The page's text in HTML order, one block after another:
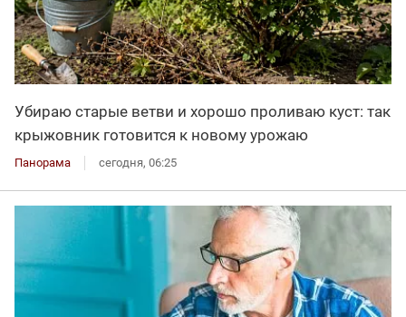
Убираю старые ветви и хорошо проливаю куст: так
крыжовник готовится к новому урожаю
Панорама сегодня, 06:25